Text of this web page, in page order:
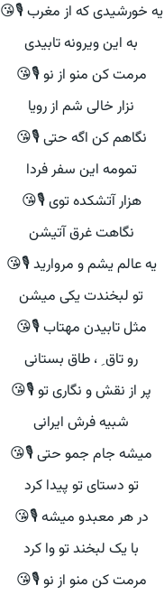
یه خورشیدی که از مغرب 🎙😘
به این ویرونه تابیدی
مرمت کن منو از نو 🎙😘
نزار خالی شم از رویا
نگاهم کن اگه حتی 🎙😘
تمومه این سفر فردا
هزار آتشکده توی 🎙😘
نگاهت غرق آتیشن
یه عالم یشم و مروارید 🎙😘
تو لبخندت یکی میشن
مثل تابیدن مهتاب 🎙😘
رو تاق ِ ، طاق بستانی
پر از نقش و نگاری تو 🎙😘
شبیه فرش ایرانی
میشه جام جم‏و حتی 🎙😘
تو دستای تو پیدا کرد
در هر معبدو میشه 🎙😘
با یک لبخند تو وا کرد
مرمت کن منو از نو 🎙😘